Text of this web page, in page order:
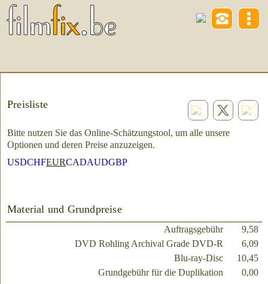
Preisliste
Bitte nutzen Sie das Online-Schätzungstool, um alle unsere
Optionen und deren Preise anzuzeigen.
USDCHFEURCADAUDGBP
Material und Grundpreise
Auftragsgebühr
9,58
DVD Rohling Archival Grade DVD-R
6,09
Blu-ray-Disc
10,45
Grundgebühr für die Duplikation
0,00